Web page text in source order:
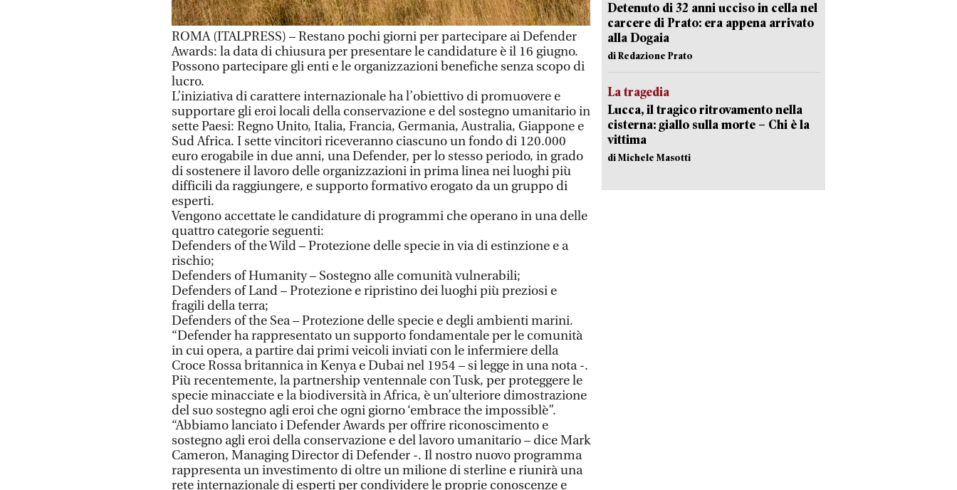
ROMA (ITALPRESS) – Restano pochi giorni per partecipare ai Defender
Awards: la data di chiusura per presentare le candidature è il 16 giugno.
Possono partecipare gli enti e le organizzazioni benefiche senza scopo di
lucro.
L’iniziativa di carattere internazionale ha l’obiettivo di promuovere e
supportare gli eroi locali della conservazione e del sostegno umanitario in
sette Paesi: Regno Unito, Italia, Francia, Germania, Australia, Giappone e
Sud Africa. I sette vincitori riceveranno ciascuno un fondo di 120.000
euro erogabile in due anni, una Defender, per lo stesso periodo, in grado
di sostenere il lavoro delle organizzazioni in prima linea nei luoghi più
difficili da raggiungere, e supporto formativo erogato da un gruppo di
esperti.
Vengono accettate le candidature di programmi che operano in una delle
quattro categorie seguenti:
Defenders of the Wild – Protezione delle specie in via di estinzione e a
rischio;
Defenders of Humanity – Sostegno alle comunità vulnerabili;
Defenders of Land – Protezione e ripristino dei luoghi più preziosi e
fragili della terra;
Defenders of the Sea – Protezione delle specie e degli ambienti marini.
“Defender ha rappresentato un supporto fondamentale per le comunità
in cui opera, a partire dai primi veicoli inviati con le infermiere della
Croce Rossa britannica in Kenya e Dubai nel 1954 – si legge in una nota -.
Più recentemente, la partnership ventennale con Tusk, per proteggere le
specie minacciate e la biodiversità in Africa, è un’ulteriore dimostrazione
del suo sostegno agli eroi che ogni giorno ‘embrace the impossiblè”.
“Abbiamo lanciato i Defender Awards per offrire riconoscimento e
sostegno agli eroi della conservazione e del lavoro umanitario – dice Mark
Cameron, Managing Director di Defender -. Il nostro nuovo programma
rappresenta un investimento di oltre un milione di sterline e riunirà una
rete internazionale di esperti per condividere le proprie conoscenze e
Detenuto di 32 anni ucciso in cella nel
carcere di Prato: era appena arrivato
alla Dogaia
di Redazione Prato
La tragedia
Lucca, il tragico ritrovamento nella
cisterna: giallo sulla morte – Chi è la
vittima
di Michele Masotti